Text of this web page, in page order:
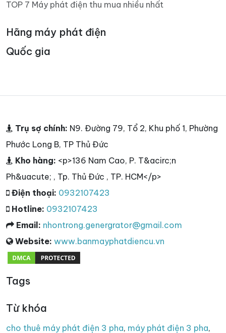
TOP 7 Máy phát điện thu mua nhiều nhất
Hãng máy phát điện
Quốc gia
Trụ sợ chính: N9. Đường 79, Tổ 2, Khu phố 1, Phường
Phước Long B, TP Thủ Đức
Kho hàng: <p>136 Nam Cao, P. T&acirc;n
Ph&uacute; , Tp. Thủ Đức , TP. HCM</p>
Điện thoại: 0932107423
Hotline: 0932107423
Email: nhontrong.genergrator@gmail.com
Website: www.banmayphatdiencu.vn
Tags
Từ khóa
cho thuê máy phát điện 3 pha, máy phát điện 3 pha,